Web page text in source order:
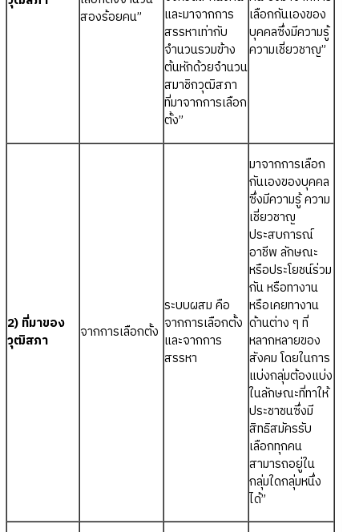
สองร้อยคน”
และมาจากการ
สรรหาเท่ากับ
จำนวนรวมข้าง
ต้นหักด้วยจำนวน
สมาชิกวุฒิสภา
ที่มาจากการเลือก
ตั้ง”
เลือกกันเองของ
บุคคลซึ่งมีความรู้
ความเชี่ยวชาญ”
2) ที่มาของ
วุฒิสภา
จากการเลือกตั้ง
ระบบผสม คือ
จากการเลือกตั้ง
และจากการ
สรรหา
มาจากการเลือก
กันเองของบุคคล
ซึ่งมีความรู้ ความ
เชี่ยวชาญ
ประสบการณ์
อาชีพ ลักษณะ
หรือประโยชน์ร่วม
กัน หรือทางาน
หรือเคยทางาน
ด้านต่าง ๆ ที่
หลากหลายของ
สังคม โดยในการ
แบ่งกลุ่มต้องแบ่ง
ในลักษณะที่ทาให้
ประชาชนซึ่งมี
สิทธิสมัครรับ
เลือกทุกคน
สามารถอยู่ใน
กลุ่มใดกลุ่มหนึ่ง
ได้”